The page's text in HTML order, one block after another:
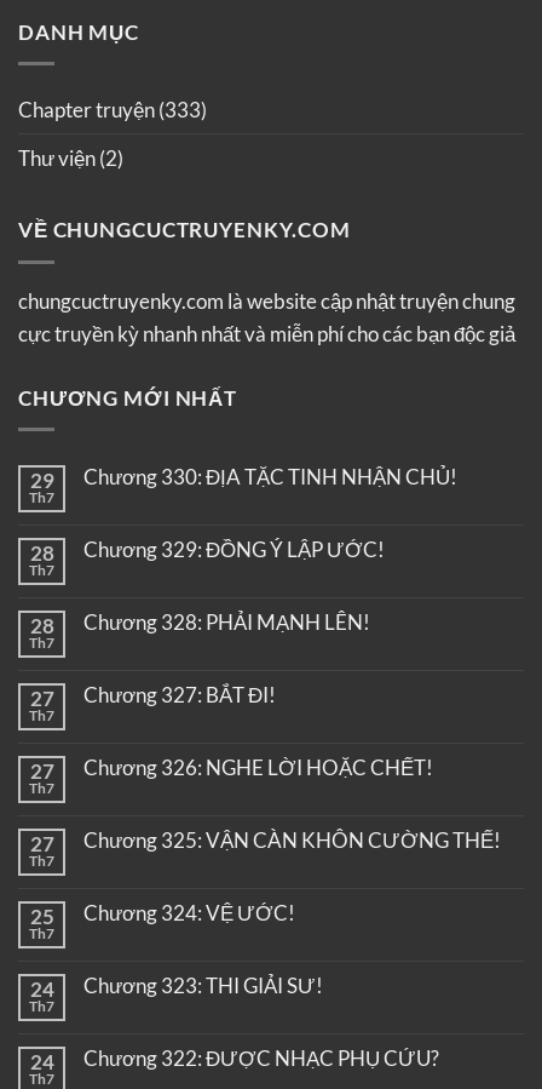
DANH MỤC
Chapter truyện(333)
Thư viện(2)
VỀ CHUNGCUCTRUYENKY.COM
chungcuctruyenky.com là website cập nhật truyện chung
cực truyền kỳ nhanh nhất và miễn phí cho các bạn độc giả
CHƯƠNG MỚI NHẤT
29
Th7
Chương 330: ĐỊA TẶC TINH NHẬN CHỦ!
28
Th7
Chương 329: ĐỒNG Ý LẬP ƯỚC!
28
Th7
Chương 328: PHẢI MẠNH LÊN!
27
Th7
Chương 327: BẮT ĐI!
27
Th7
Chương 326: NGHE LỜI HOẶC CHẾT!
27
Th7
Chương 325: VẬN CÀN KHÔN CƯỜNG THẾ!
25
Th7
Chương 324: VỆ ƯỚC!
24
Th7
Chương 323: THI GIẢI SƯ!
24
Th7
Chương 322: ĐƯỢC NHẠC PHỤ CỨU?